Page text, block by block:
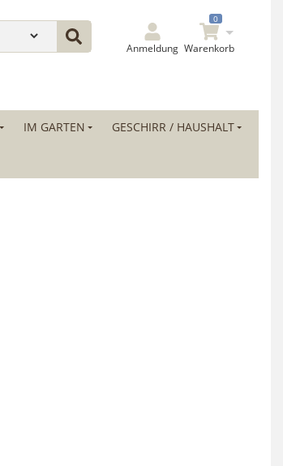
Anmeldung
0
Warenkorb
IM GARTEN GESCHIRR / HAUSHALT